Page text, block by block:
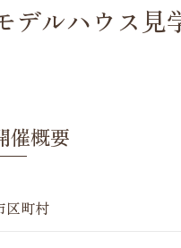
デルハウス見
催概要
区町村